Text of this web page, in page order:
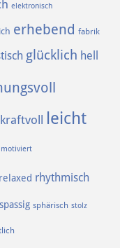
elektronisch
erhebend fabrik
glücklich hell
kraftvoll leicht
motiviert
relaxed rhythmisch
spassig sphärisch stolz